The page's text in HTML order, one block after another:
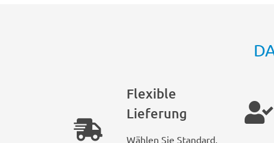
Flexible
Lieferung
Wählen Sie Standard,